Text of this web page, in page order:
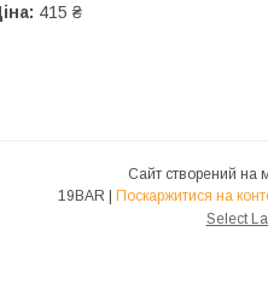
415 ₴
Сайт створений на
Поскаржитися на
Select